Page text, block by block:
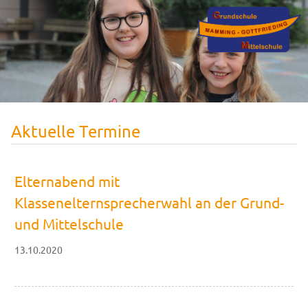
Aktuelle Termine
Elternabend mit
Klassenelternsprecherwahl an der Grund-
und Mittelschule
13.10.2020